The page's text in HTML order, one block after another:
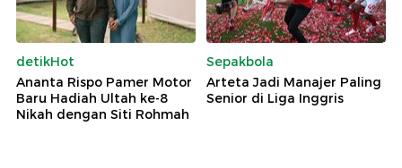
detikHot
Ananta Rispo Pamer Motor
Baru Hadiah Ultah ke-8
Nikah dengan Siti Rohmah
Sepakbola
Arteta Jadi Manajer Paling
Senior di Liga Inggris